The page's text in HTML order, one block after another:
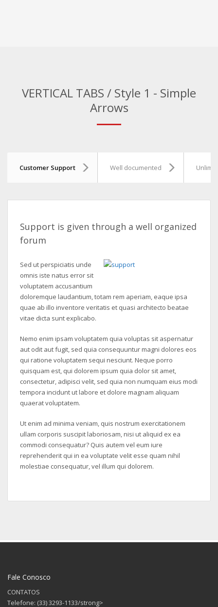
VERTICAL TABS / Style 1 - Simple
Arrows
Customer Support Well documented
Support is given through a well organized
forum
Sed ut perspiciatis unde
omnis iste natus error sit
voluptatem accusantium
doloremque laudantium, totam rem aperiam, eaque ipsa
quae ab illo inventore veritatis et quasi architecto beatae
vitae dicta sunt explicabo.
Nemo enim ipsam voluptatem quia voluptas sit aspernatur
aut odit aut fugit, sed quia consequuntur magni dolores eos
qui ratione voluptatem sequi nesciunt. Neque porro
quisquam est, qui dolorem ipsum quia dolor sit amet,
consectetur, adipisci velit, sed quia non numquam eius modi
tempora incidunt ut labore et dolore magnam aliquam
quaerat voluptatem.
Ut enim ad minima veniam, quis nostrum exercitationem
ullam corporis suscipit laboriosam, nisi ut aliquid ex ea
commodi consequatur? Quis autem vel eum iure
reprehenderit qui in ea voluptate velit esse quam nihil
molestiae consequatur, vel illum qui dolorem.
Fale Conosco
CONTATOS
Telefone: (33) 3293-1133/strong>